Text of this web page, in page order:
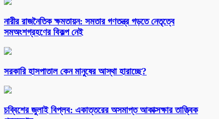
নারীর রাজনৈতিক ক্ষমতায়ন: সমতার গণতন্ত্র গড়তে নেতৃত্বে
সমঅংশগ্রহণের বিকল্প নেই
সরকারি হাসপাতাল কেন মানুষের আস্থা হারাচ্ছে?
চব্বিশের জুলাই বিপ্লব: একাত্তরের অসমাপ্ত আকাক্সক্ষার তাত্ত্বিক